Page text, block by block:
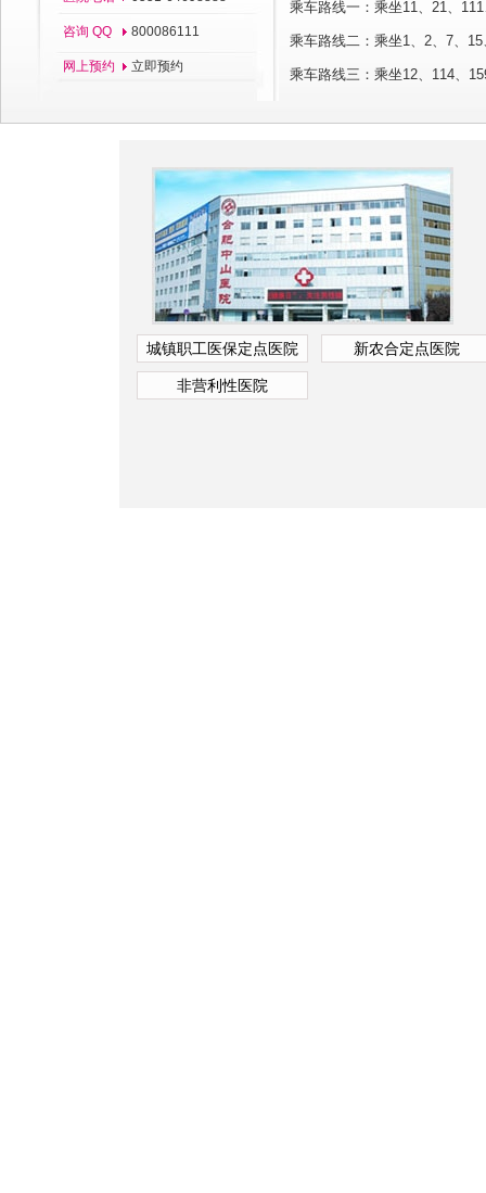
咨询 QQ 800086111
网上预约 立即预约
乘车路线一：乘坐11、21、
乘车路线二：乘坐1、2、7、
乘车路线三：乘坐12、114、
城镇职工医保定点医院 新农合定点医院
非营利性医院